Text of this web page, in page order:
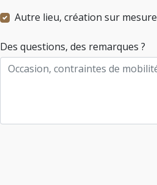
Autre lieu, création sur mesure
Des questions, des remarques ?